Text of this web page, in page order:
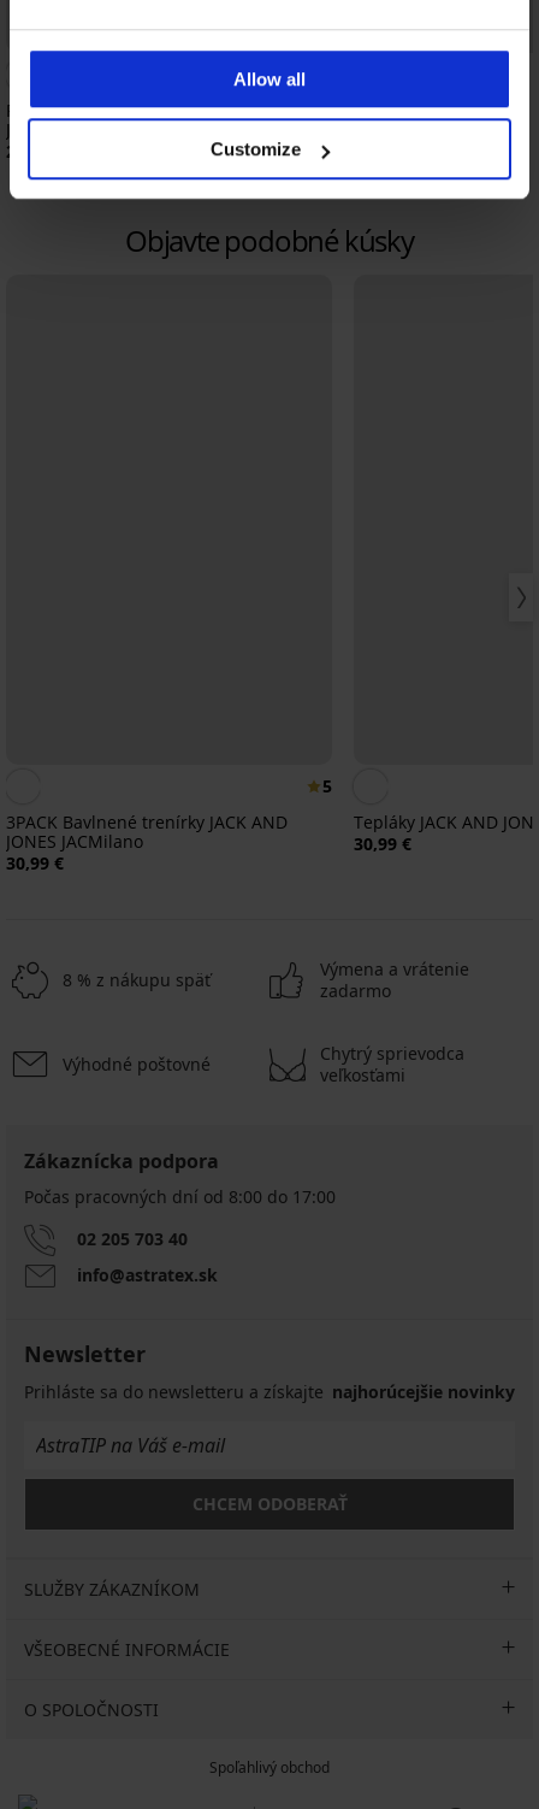
Allow all
Customize
Pánske bavlnené šortky šortky JACK AND
JONES JPSTGordon
26,99 €
PREMIUM
Šortky BOSS Waffle
Objavte podobné kúsky
5
3PACK Bavlnené trenírky JACK AND
JONES JACMilano
30,99 €
Tepláky JACK AND
30,99 €
8 % z nákupu späť
Výmena a vrátenie
zadarmo
Výhodné poštovné
Chytrý sprievodca
veľkosťami
Zákaznícka podpora
Počas pracovných dní od 8:00 do 17:00
02 205 703 40
info@astratex.sk
Newsletter
Prihláste sa do newsletteru a získajte najhorúcejšie novinky
CHCEM ODOBERAŤ
SLUŽBY ZÁKAZNÍKOM
VŠEOBECNÉ INFORMÁCIE
O SPOLOČNOSTI
Spoľahlivý obchod